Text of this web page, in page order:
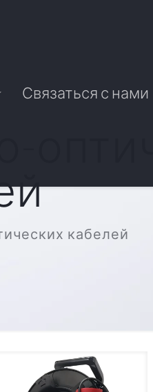
Связаться с нами
кабелей